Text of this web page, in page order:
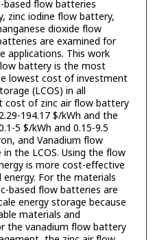
flow batteries
zinc iodine flow battery,
dioxide flow
are examined for
applications. This work
battery is the most
lowest cost of investment
(LCOS) in all
cost of zinc air flow battery
194.17 $/kWh and the
5 $/kWh and 0.15-9.5
and Vanadium flow
the LCOS. Using the flow
is more cost-effective
For the materials
based flow batteries are
energy storage because
materials and
the vanadium flow battery